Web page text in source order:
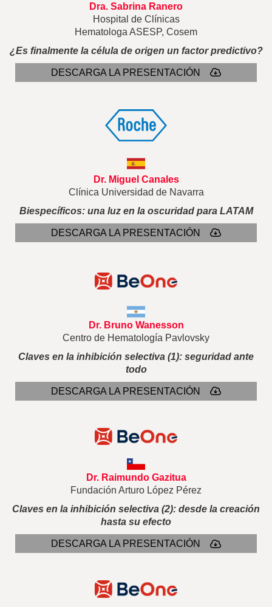
Dra. Sabrina Ranero
Hospital de Clínicas
Hematologa ASESP, Cosem
¿Es finalmente la célula de origen un factor predictivo?
DESCARGA LA PRESENTACIÓN
Dr. Miguel Canales
Clínica Universidad de Navarra
Biespecíficos: una luz en la oscuridad para LATAM
DESCARGA LA PRESENTACIÓN
Dr. Bruno Wanesson
Centro de Hematología Pavlovsky
Claves en la inhibición selectiva (1): seguridad ante
todo
DESCARGA LA PRESENTACIÓN
Dr. Raimundo Gazitua
Fundación Arturo López Pérez
Claves en la inhibición selectiva (2): desde la creación
hasta su efecto
DESCARGA LA PRESENTACIÓN